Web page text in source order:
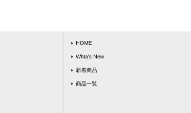
HOME
Whta's New
新着商品
商品一覧